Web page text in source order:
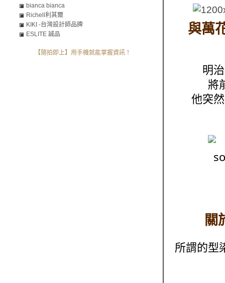
與萬
明
將
他突
關
所謂的型
bianca bianca
Richell利其爾
KIKI -台灣設計師品牌
ESLITE 誠品
【隨拍即上】用手機就能掌握資訊！